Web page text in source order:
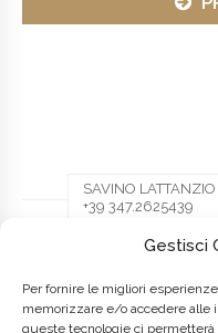
Gestisci
Per fornire le migliori
memorizzare e/o accedere alle
queste tecnologie ci permetterà
SAVINO
+39 347.2625439
Facebook